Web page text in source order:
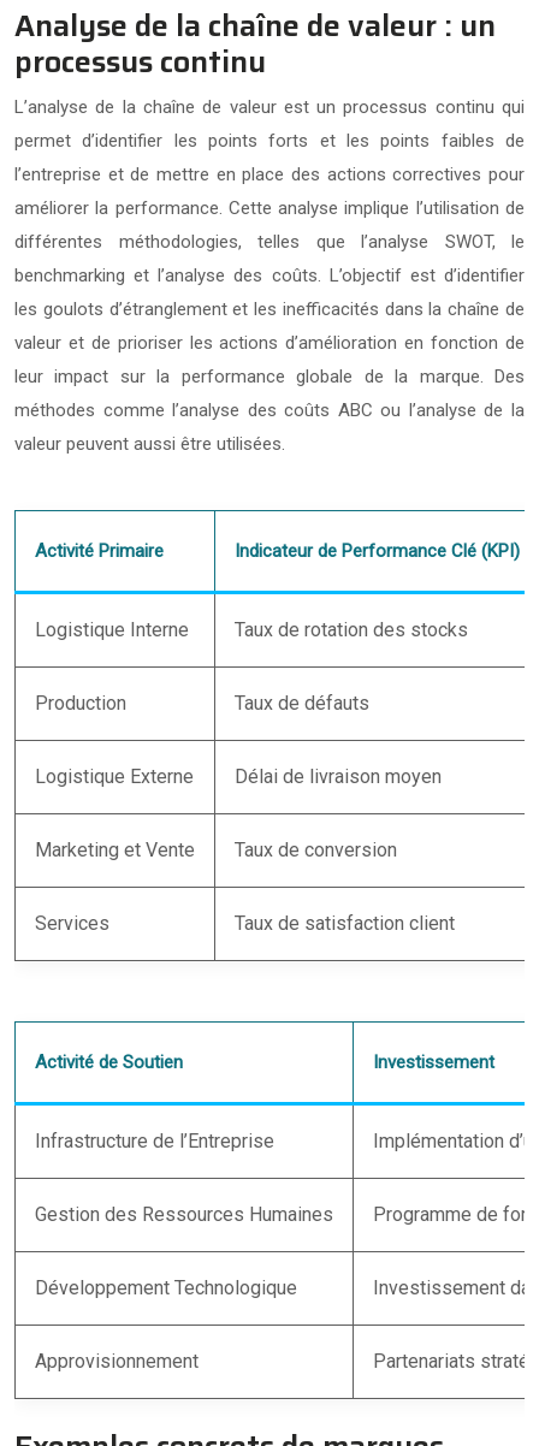
Analyse de la chaîne de valeur : un
processus continu
L’analyse de la chaîne de valeur est un processus continu qui
permet d’identifier les points forts et les points faibles de
l’entreprise et de mettre en place des actions correctives pour
améliorer la performance. Cette analyse implique l’utilisation de
différentes méthodologies, telles que l’analyse SWOT, le
benchmarking et l’analyse des coûts. L’objectif est d’identifier
les goulots d’étranglement et les inefficacités dans la chaîne de
valeur et de prioriser les actions d’amélioration en fonction de
leur impact sur la performance globale de la marque. Des
méthodes comme l’analyse des coûts ABC ou l’analyse de la
valeur peuvent aussi être utilisées.
Activité Primaire Indicateur de Performance Clé (KPI)
Logistique Interne Taux de rotation des stocks
Production Taux de défauts
Logistique Externe Délai de livraison moyen
Marketing et Vente Taux de conversion
Services Taux de satisfaction client
Activité de Soutien Investissement
Infrastructure de l’Entreprise Implémentation
Gestion des Ressources Humaines Programme de
Développement Technologique Investissement
Approvisionnement Partenariats